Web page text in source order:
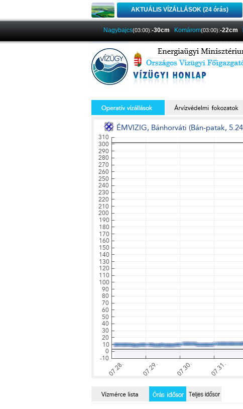
AKTUÁLIS VÍZÁLLÁSOK (24 órás)
Nagybajcs(03:00):-30cm Komárom(03:00):-22cm